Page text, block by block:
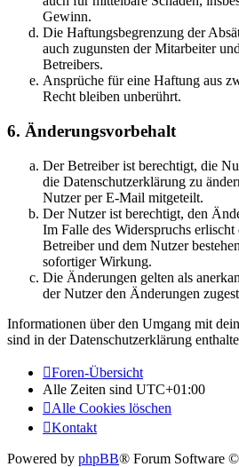
Gewinn.
Die Haftungsbegrenzung der
auch zugunsten der Mitarbeiter
Betreibers.
Ansprüche für eine Haftung aus
Recht bleiben unberührt.
6. Änderungsvorbehalt
Der Betreiber ist berechtigt, die
die Datenschutzerklärung zu
Nutzer per E-Mail mitgeteilt.
Der Nutzer ist berechtigt, den
Im Falle des Widerspruchs erlischt
Betreiber und dem Nutzer
sofortiger Wirkung.
Die Änderungen gelten als
der Nutzer den Änderungen
Informationen über den Umgang mit
sind in der Datenschutzerklärung
Foren-Übersicht
Alle Zeiten sind UTC+01:00
Alle Cookies löschen
Kontakt
Powered by phpBB® Forum Software